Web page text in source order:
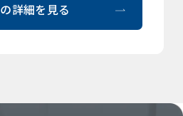
詳細を見る